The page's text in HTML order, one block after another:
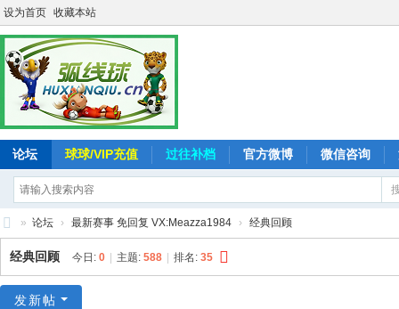
设为首页 收藏本站
论坛 球球/VIP充值 过往补档 官方微博 微信咨询
弧
线
» 论坛 › 最新赛事 免回复 VX:Meazza1984 › 经典回顾
经典回顾 今日: 0 主题: 588 排名: 35
发新帖